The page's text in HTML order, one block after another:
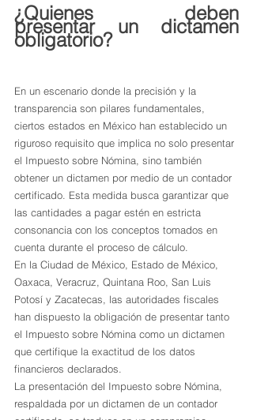
¿Quienes deben
presentar un dictamen
obligatorio?
En un escenario donde la precisión y la
transparencia son pilares fundamentales,
ciertos estados en México han establecido un
riguroso requisito que implica no solo presentar
el Impuesto sobre Nómina, sino también
obtener un dictamen por medio de un contador
certificado. Esta medida busca garantizar que
las cantidades a pagar estén en estricta
consonancia con los conceptos tomados en
cuenta durante el proceso de cálculo.
En la Ciudad de México, Estado de México,
Oaxaca, Veracruz, Quintana Roo, San Luis
Potosí y Zacatecas, las autoridades fiscales
han dispuesto la obligación de presentar tanto
el Impuesto sobre Nómina como un dictamen
que certifique la exactitud de los datos
financieros declarados.
La presentación del Impuesto sobre Nómina,
respaldada por un dictamen de un contador